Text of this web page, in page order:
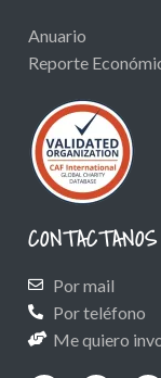
Anuario
Reporte
CONTACTANOS
Por mail
Por teléfono
Me quiero